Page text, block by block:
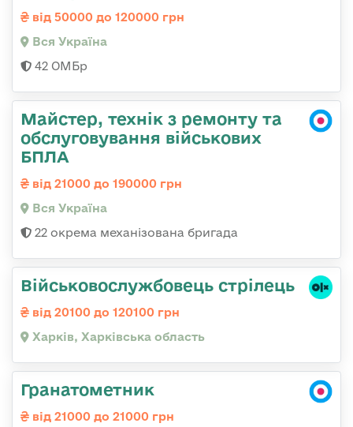
від 50000 до 120000 грн
Вся Україна
42 ОМБр
Майстер, технік з ремонту та
обслуговування військових
БПЛА
від 21000 до 190000 грн
Вся Україна
22 окрема механізована бригада
Військовослужбовець стрілець
від 20100 до 120100 грн
Харків, Харківська область
Гранатометник
від 21000 до 21000 грн